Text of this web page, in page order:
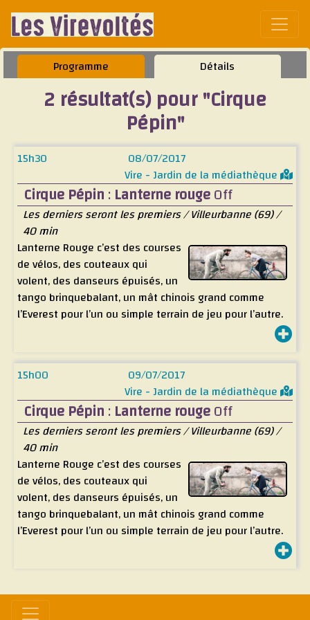
Programme Détails
2 résultat(s) pour "Cirque
Pépin"
08/07/2017
15h30
Vire - Jardin de la médiathèque
Cirque Pépin:Lanterne rougeOff
Les derniers seront les premiers / Villeurbanne (69) /
40 min
Lanterne Rouge c’est des courses
de vélos, des couteaux qui
volent, des danseurs épuisés, un
tango brinquebalant, un mât chinois grand comme
l’Everest pour l’un ou simple terrain de jeu pour l’autre.
Il y a tout ça dans le désordre comme si quelqu’un avait
09/07/2017
15h00
Vire - Jardin de la médiathèque
Cirque Pépin:Lanterne rougeOff
Les derniers seront les premiers / Villeurbanne (69) /
40 min
Lanterne Rouge c’est des courses
de vélos, des couteaux qui
volent, des danseurs épuisés, un
tango brinquebalant, un mât chinois grand comme
l’Everest pour l’un ou simple terrain de jeu pour l’autre.
Il y a tout ça dans le désordre comme si quelqu’un avait